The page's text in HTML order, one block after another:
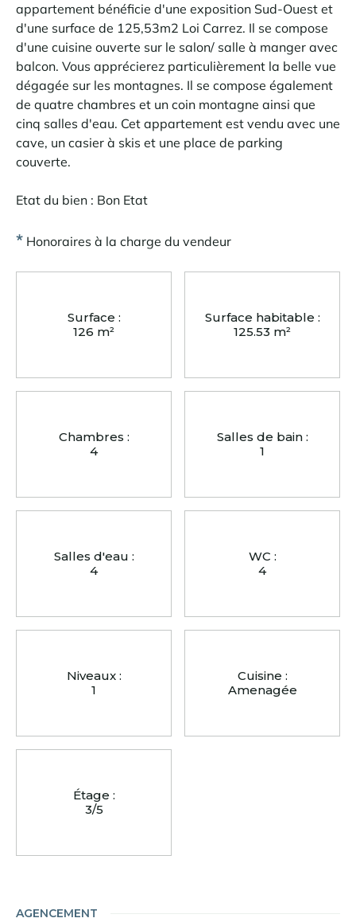
appartement bénéficie d'une exposition Sud-Ouest et
d'une surface de 125,53m2 Loi Carrez. Il se compose
d'une cuisine ouverte sur le salon/ salle à manger avec
balcon. Vous apprécierez particulièrement la belle vue
dégagée sur les montagnes. Il se compose également
de quatre chambres et un coin montagne ainsi que
cinq salles d'eau. Cet appartement est vendu avec une
cave, un casier à skis et une place de parking
couverte.
Etat du bien : Bon Etat
* Honoraires à la charge du vendeur
Surface :
126 m²
Surface habitable :
125.53 m²
Chambres :
4
Salles de bain :
1
Salles d'eau :
4
WC :
4
Niveaux :
1
Cuisine :
Amenagée
Étage :
3/5
AGENCEMENT